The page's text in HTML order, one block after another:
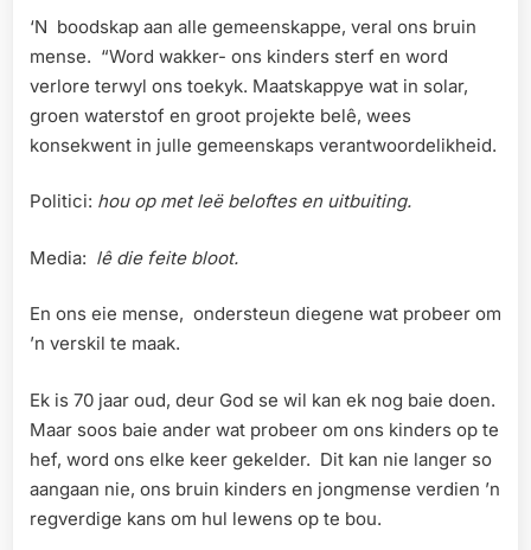
‘N boodskap aan alle gemeenskappe, veral ons bruin
mense. “Word wakker- ons kinders sterf en word
verlore terwyl ons toekyk. Maatskappye wat in solar,
groen waterstof en groot projekte belê, wees
konsekwent in julle gemeenskaps verantwoordelikheid.
Politici: hou op met leë beloftes en uitbuiting.
Media: lê die feite bloot.
En ons eie mense, ondersteun diegene wat probeer om
’n verskil te maak.
Ek is 70 jaar oud, deur God se wil kan ek nog baie doen.
Maar soos baie ander wat probeer om ons kinders op te
hef, word ons elke keer gekelder. Dit kan nie langer so
aangaan nie, ons bruin kinders en jongmense verdien ’n
regverdige kans om hul lewens op te bou.